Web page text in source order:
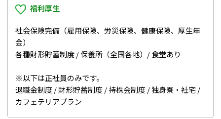
福利厚生
社会保険完備（雇用保険、労災保険、健康保険、厚生年
金）
各種財形貯蓄制度 / 保養所（全国各地）/ 食堂あり
※以下は正社員のみです。
退職金制度 / 財形貯蓄制度 / 持株会制度 / 独身寮・社宅 /
カフェテリアプラン